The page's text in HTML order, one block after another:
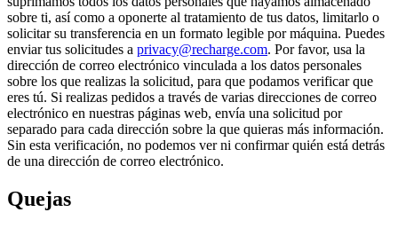
sobre ti, así como a oponerte al tratamiento de tus datos, limitarlo o
solicitar su transferencia en un formato legible por máquina. Puedes
enviar tus solicitudes a privacy@recharge.com. Por favor, usa la
dirección de correo electrónico vinculada a los datos personales
sobre los que realizas la solicitud, para que podamos verificar que
eres tú. Si realizas pedidos a través de varias direcciones de correo
electrónico en nuestras páginas web, envía una solicitud por
separado para cada dirección sobre la que quieras más información.
Sin esta verificación, no podemos ver ni confirmar quién está detrás
de una dirección de correo electrónico.
Quejas